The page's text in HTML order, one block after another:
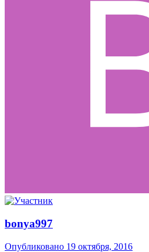
bonya997
Опубликовано 19 октября, 2016